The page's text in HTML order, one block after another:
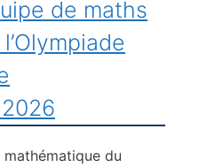
de maths
du